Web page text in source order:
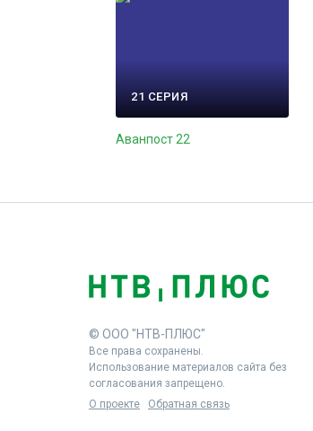
21 СЕРИЯ
Аванпост 22
© ООО "НТВ-ПЛЮС"
Все права сохранены.
Использование материалов сайта без
согласования запрещено.
О проекте
Обратная связь